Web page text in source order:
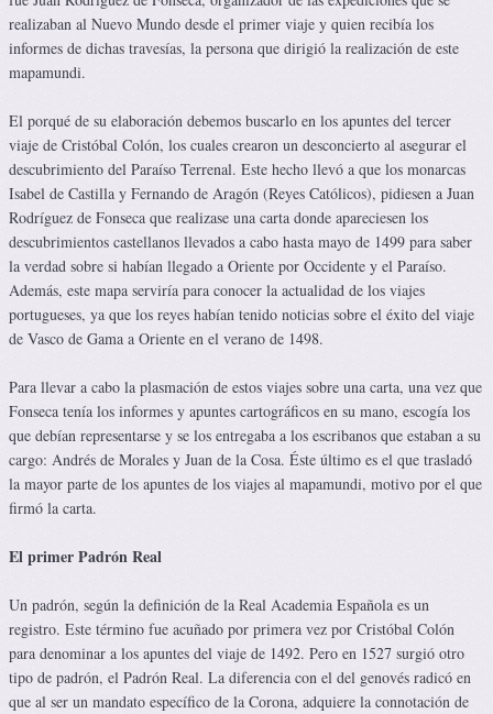
realizaban al Nuevo Mundo desde el primer viaje y quien recibía los
informes de dichas travesías, la persona que dirigió la realización de este
mapamundi.
El porqué de su elaboración debemos buscarlo en los apuntes del tercer
viaje de Cristóbal Colón, los cuales crearon un desconcierto al asegurar el
descubrimiento del Paraíso Terrenal. Este hecho llevó a que los monarcas
Isabel de Castilla y Fernando de Aragón (Reyes Católicos), pidiesen a Juan
Rodríguez de Fonseca que realizase una carta donde apareciesen los
descubrimientos castellanos llevados a cabo hasta mayo de 1499 para saber
la verdad sobre si habían llegado a Oriente por Occidente y el Paraíso.
Además, este mapa serviría para conocer la actualidad de los viajes
portugueses, ya que los reyes habían tenido noticias sobre el éxito del viaje
de Vasco de Gama a Oriente en el verano de 1498.
Para llevar a cabo la plasmación de estos viajes sobre una carta, una vez que
Fonseca tenía los informes y apuntes cartográficos en su mano, escogía los
que debían representarse y se los entregaba a los escribanos que estaban a su
cargo: Andrés de Morales y Juan de la Cosa. Éste último es el que trasladó
la mayor parte de los apuntes de los viajes al mapamundi, motivo por el que
firmó la carta.
El primer Padrón Real
Un padrón, según la definición de la Real Academia Española es un
registro. Este término fue acuñado por primera vez por Cristóbal Colón
para denominar a los apuntes del viaje de 1492. Pero en 1527 surgió otro
tipo de padrón, el Padrón Real. La diferencia con el del genovés radicó en
que al ser un mandato específico de la Corona, adquiere la connotación de